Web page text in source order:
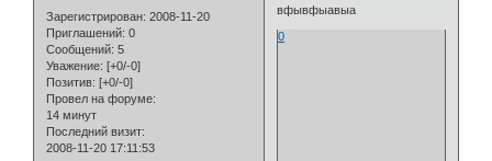
Зарегистрирован: 2008-11-20
Приглашений: 0
Сообщений: 5
Уважение: [+0/-0]
Позитив: [+0/-0]
Провел на форуме:
14 минут
Последний визит:
2008-11-20 17:11:53
вфывфыавыа
0